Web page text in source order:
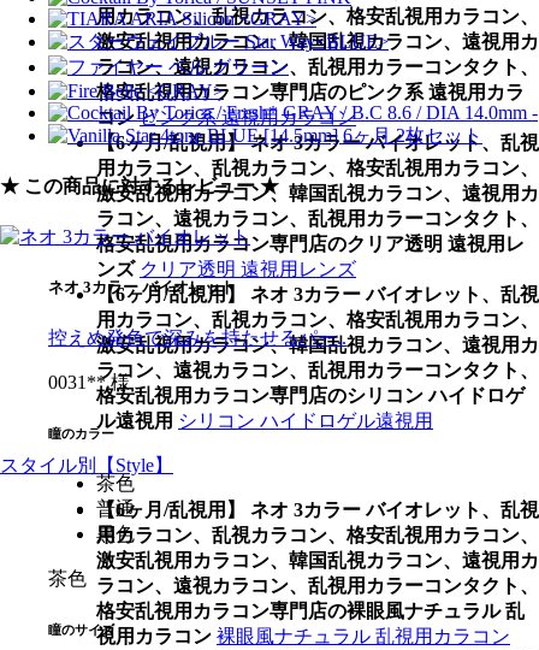
用カラコン、乱視カラコン、格安乱視用カラコン、
激安乱視用カラコン、韓国乱視カラコン、遠視用カ
ラコン、遠視カラコン、乱視用カラーコンタクト、
格安乱視用カラコン専門店のピンク系 遠視用カラ
コン ピンク系 遠視用カラコン
【6ヶ月/乱視用】 ネオ 3カラー バイオレット、乱視
用カラコン、乱視カラコン、格安乱視用カラコン、
激安乱視用カラコン、韓国乱視カラコン、遠視用カ
ラコン、遠視カラコン、乱視用カラーコンタクト、
格安乱視用カラコン専門店のクリア透明 遠視用レ
ンズ クリア透明 遠視用レンズ
【6ヶ月/乱視用】 ネオ 3カラー バイオレット、乱視
用カラコン、乱視カラコン、格安乱視用カラコン、
激安乱視用カラコン、韓国乱視カラコン、遠視用カ
ラコン、遠視カラコン、乱視用カラーコンタクト、
格安乱視用カラコン専門店のシリコン ハイドロゲ
ル遠視用 シリコン ハイドロゲル遠視用
スタイル別【Style】
【6ヶ月/乱視用】 ネオ 3カラー バイオレット、乱視
用カラコン、乱視カラコン、格安乱視用カラコン、
激安乱視用カラコン、韓国乱視カラコン、遠視用カ
ラコン、遠視カラコン、乱視用カラーコンタクト、
格安乱視用カラコン専門店の裸眼風ナチュラル 乱
視用カラコン 裸眼風ナチュラル 乱視用カラコン
★ この商品に対するレビュー ★
ネオ 3カラー バイオレット
控えめ発色で深みを持たせるパー..
0031** 様
瞳のカラー
茶色
普通
黒色
茶色
瞳のサイズ